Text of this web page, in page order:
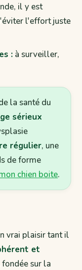
il y est
l'effort juste
: à surveiller,
la santé du
sérieux
régulier, une
de forme
chien boite.
vrai plaisir tant il
et
sur la